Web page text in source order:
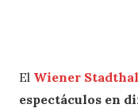
El Wiener
espectáculos en